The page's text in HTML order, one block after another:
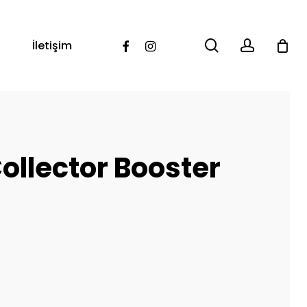
İletişim FacebookInstagram searchaccount
Booster